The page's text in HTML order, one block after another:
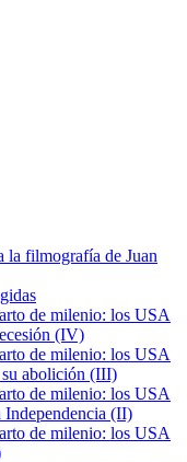
la filmografía de Juan
de milenio: los USA
(IV)
de milenio: los USA
abolición (III)
de milenio: los USA
Independencia (II)
de milenio: los USA